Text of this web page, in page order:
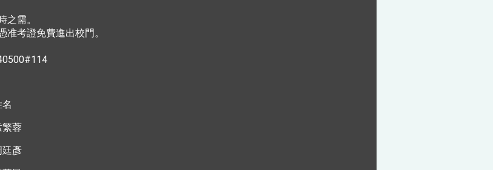
需。
考證免費進出校門。
繁蓉
廷彥